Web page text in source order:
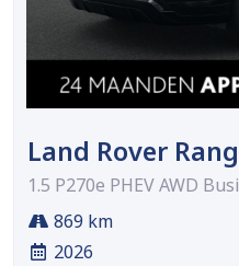
Land Rover
1.5 P270e PHEV AWD
869 km
2026